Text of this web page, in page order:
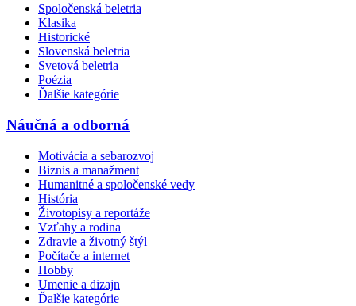
Spoločenská beletria
Klasika
Historické
Slovenská beletria
Svetová beletria
Poézia
Ďalšie kategórie
Náučná a odborná
Motivácia a sebarozvoj
Biznis a manažment
Humanitné a spoločenské vedy
História
Životopisy a reportáže
Vzťahy a rodina
Zdravie a životný štýl
Počítače a internet
Hobby
Umenie a dizajn
Ďalšie kategórie